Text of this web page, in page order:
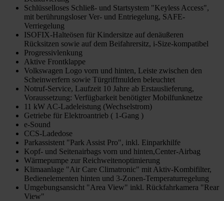
Schlüsselloses Schließ- und Startsystem "Keyless Access",
mit berührungsloser Ver- und Entriegelung, SAFE-
Verriegelung
ISOFIX-Halteösen für Kindersitze auf denäußeren
Rücksitzen sowie auf dem Beifahrersitz, i-Size-kompatibel
Progressivlenkung
Aktive Frontklappe
Volkswagen Logo vorn und hinten, Leiste zwischen den
Scheinwerfern sowie Türgriffmulden beleuchtet
Notruf-Service, Laufzeit 10 Jahre ab Erstauslieferung,
Voraussetzung: Verfügbarkeit benötigter Mobilfunknetze
11 kW AC-Ladeleistung (Wechselstrom)
Getriebe für Elektroantrieb ( 1-Gang )
e-Sound
CCS-Ladedose
Parkassistent "Park Assist Pro", inkl. Einparkhilfe
Kopf- und Seitenairbags vorn und hinten,Center-Airbag
Wärmepumpe zur Reichweitenoptimierung
Klimaanlage "Air Care Climatronic" mit Aktiv-Kombifilter,
Bedienelementen hinten und 3-Zonen-Temperaturregelung
Umgebungsansicht "Area View" inkl. Rückfahrkamera "Rear
View"